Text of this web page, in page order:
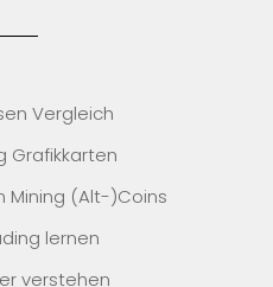
Vergleich
Grafikkarten
Mining (Alt-)Coins
lernen
verstehen